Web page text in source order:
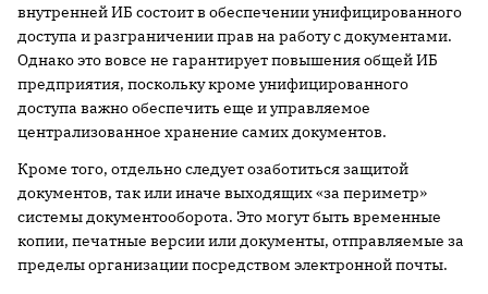
внутренней ИБ состоит в обеспечении унифицированного
доступа и разграничении прав на работу с документами.
Однако это вовсе не гарантирует повышения общей ИБ
предприятия, поскольку кроме унифицированного
доступа важно обеспечить еще и управляемое
централизованное хранение самих документов.
Кроме того, отдельно следует озаботиться защитой
документов, так или иначе выходящих «за периметр»
системы документооборота. Это могут быть временные
копии, печатные версии или документы, отправляемые за
пределы организации посредством электронной почты.